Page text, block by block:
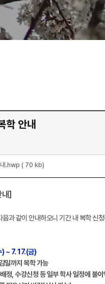
학 안내
.hwp ( 70 kb)
］
과 같이 안내하오니 기간 내 복학 신
~ 7. 17.(금)
일까지 복학 가능
정, 수강신청 등 일부 학사 일정에 불